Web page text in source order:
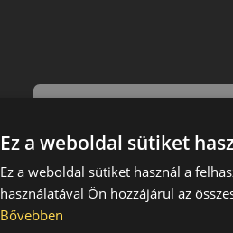
Ez a weboldal sütiket
Ez a weboldal sütiket használ a
használatával Ön hozzájárul az
Bővebben